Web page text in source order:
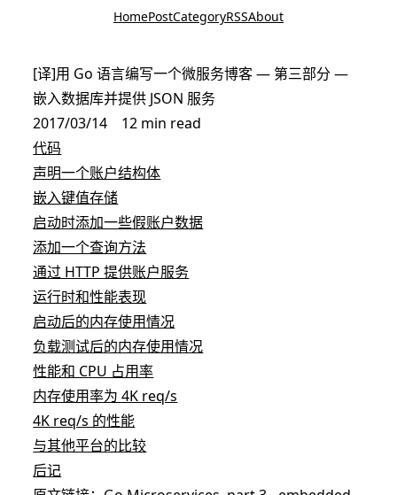
HomePostCategoryRSSAbout
[译]用 Go 语言编写一个微服务博客 — 第三部分 —
嵌入数据库并提供 JSON 服务
2017/03/14
12 min read
代码
声明一个账户结构体
嵌入键值存储
启动时添加一些假账户数据
添加一个查询方法
通过 HTTP 提供账户服务
运行时和性能表现
启动后的内存使用情况
负载测试后的内存使用情况
性能和 CPU 占用率
内存使用率为 4K req/s
4K req/s 的性能
与其他平台的比较
后记